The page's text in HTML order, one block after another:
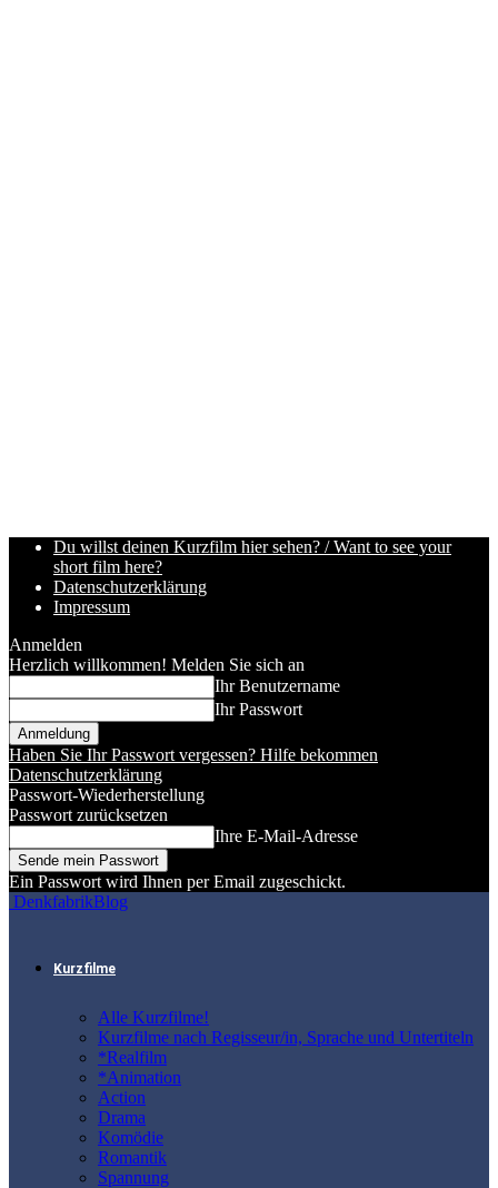
Du willst deinen Kurzfilm hier sehen? / Want to see your
short film here?
Datenschutzerklärung
Impressum
Anmelden
Herzlich willkommen! Melden Sie sich an
Ihr Benutzername
Ihr Passwort
Haben Sie Ihr Passwort vergessen? Hilfe bekommen
Datenschutzerklärung
Passwort-Wiederherstellung
Passwort zurücksetzen
Ihre E-Mail-Adresse
Ein Passwort wird Ihnen per Email zugeschickt.
DenkfabrikBlog
Kurzfilme
Alle Kurzfilme!
Kurzfilme nach Regisseur/in, Sprache und Untertiteln
*Realfilm
*Animation
Action
Drama
Komödie
Romantik
Spannung